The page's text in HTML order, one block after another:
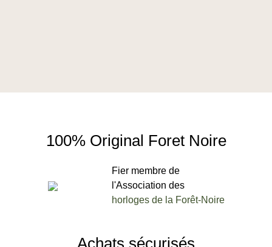
100% Original Foret Noire
Fier membre de
l'Association des
horloges de la Forêt-Noire
Achats sécurisés